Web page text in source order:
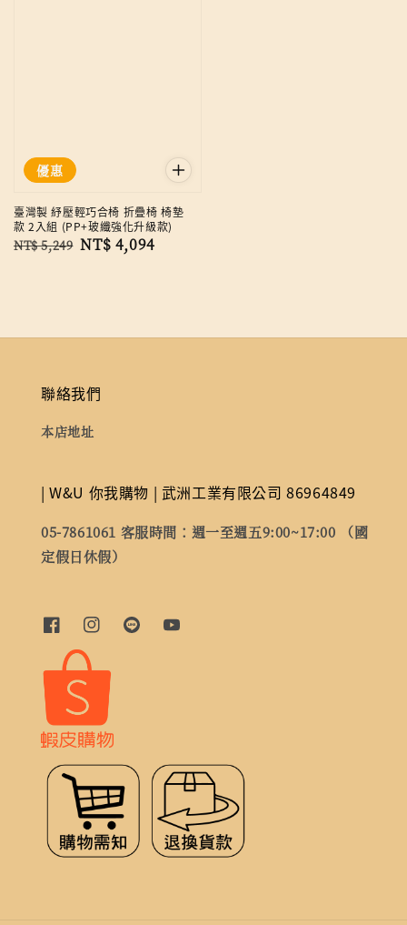
優惠
臺灣製 紓壓輕巧合椅 折疊椅 椅墊
款 2入組 (PP+玻纖強化升級款)
Regular
NT$ 5,249 Sale
NT$ 4,094
聯絡我們
本店地址
| W&U 你我購物 | 武洲工業有限公司 86964849
05-7861061 客服時間：週一至週五9:00~17:00 （國
定假日休假）